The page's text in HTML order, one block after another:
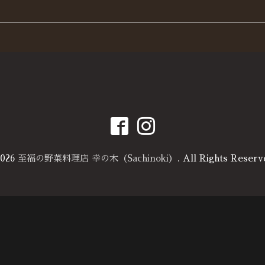
至福の野菜料理店 幸の木（Sachinoki） . All Rights